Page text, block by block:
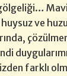
ve
farklı